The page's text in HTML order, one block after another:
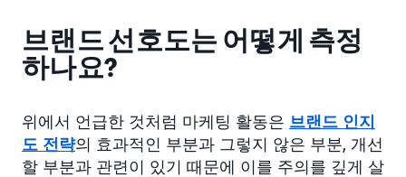
브랜드 선호도는 어떻게 측정
하나요?
위에서 언급한 것처럼 마케팅 활동은 브랜드 인지
도 전략의 효과적인 부분과 그렇지 않은 부분, 개선
할 부분과 관련이 있기 때문에 이를 주의를 깊게 살